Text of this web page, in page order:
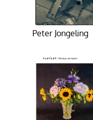
Peter Jongeling